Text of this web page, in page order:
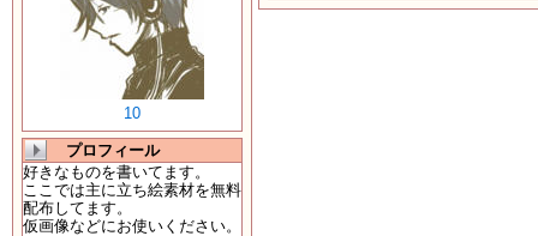
10
プロフィール
好きなものを書いてます。
ここでは主に立ち絵素材を無料
配布してます。
仮画像などにお使いください。